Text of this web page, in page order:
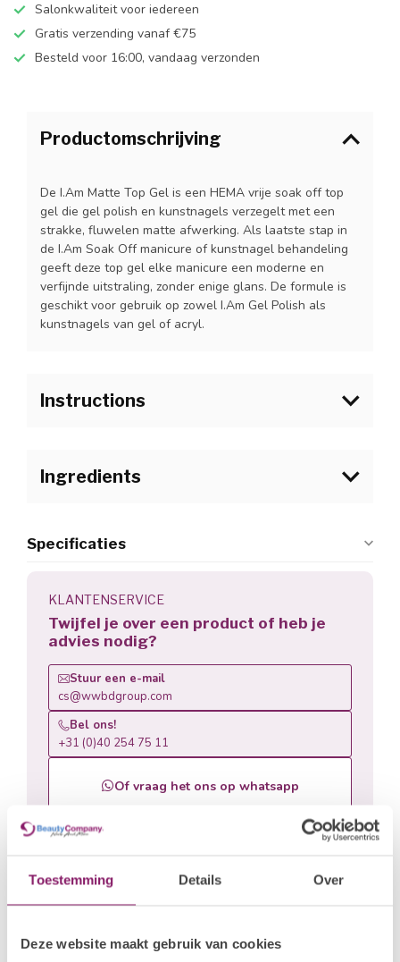
Toestemming Details Over
Deze website maakt gebruik van cookies
Salonkwaliteit voor iedereen
Gratis verzending vanaf €75
Besteld voor 16:00, vandaag verzonden
Productomschrijving
De I.Am Matte Top Gel is een HEMA vrije soak off top
gel die gel polish en kunstnagels verzegelt met een
strakke, fluwelen matte afwerking. Als laatste stap in
de I.Am Soak Off manicure of kunstnagel behandeling
geeft deze top gel elke manicure een moderne en
verfijnde uitstraling, zonder enige glans. De formule is
geschikt voor gebruik op zowel I.Am Gel Polish als
kunstnagels van gel of acryl.
Instructions
product te verwijderen.
product te voorkomen.
een dunne laag I.Am Soak Off Matte Top HEMA vrij aan
op elk nageloppervlak van alle vier de nagels van één
hand.
4. Hard alle vier de nagels uit gedurende 120 sec. UV /
60 sec. LED.
5. Herhaal dit op de andere hand en eindig met het
aanbrengen van de duim.
Ingredients
Specificaties
KLANTENSERVICE
Twijfel je over een product of heb je
advies nodig?
Stuur een e-mail
cs@wwbdgroup.com
Bel ons!
+31 (0)40 254 75 11
Of vraag het ons op whatsapp
Gerelateerde producten
I.AM NAIL SYSTEMS
Op voorraad